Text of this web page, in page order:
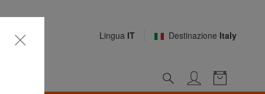
Lingua IT Destinazione Italy